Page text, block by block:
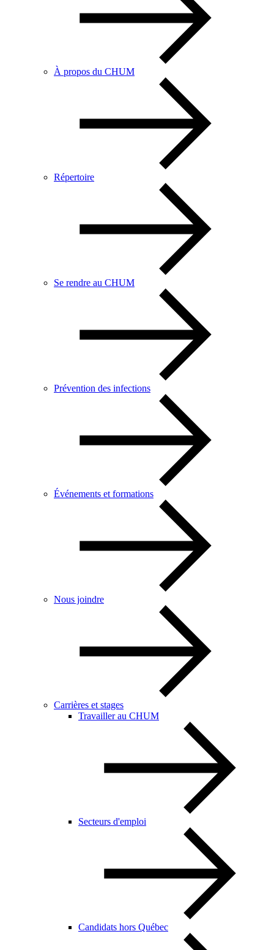
À propos du CHUM
Répertoire
Se rendre au CHUM
Prévention des infections
Événements et formations
Nous joindre
Carrières et stages
Travailler au CHUM
Secteurs d'emploi
Candidats hors Québec